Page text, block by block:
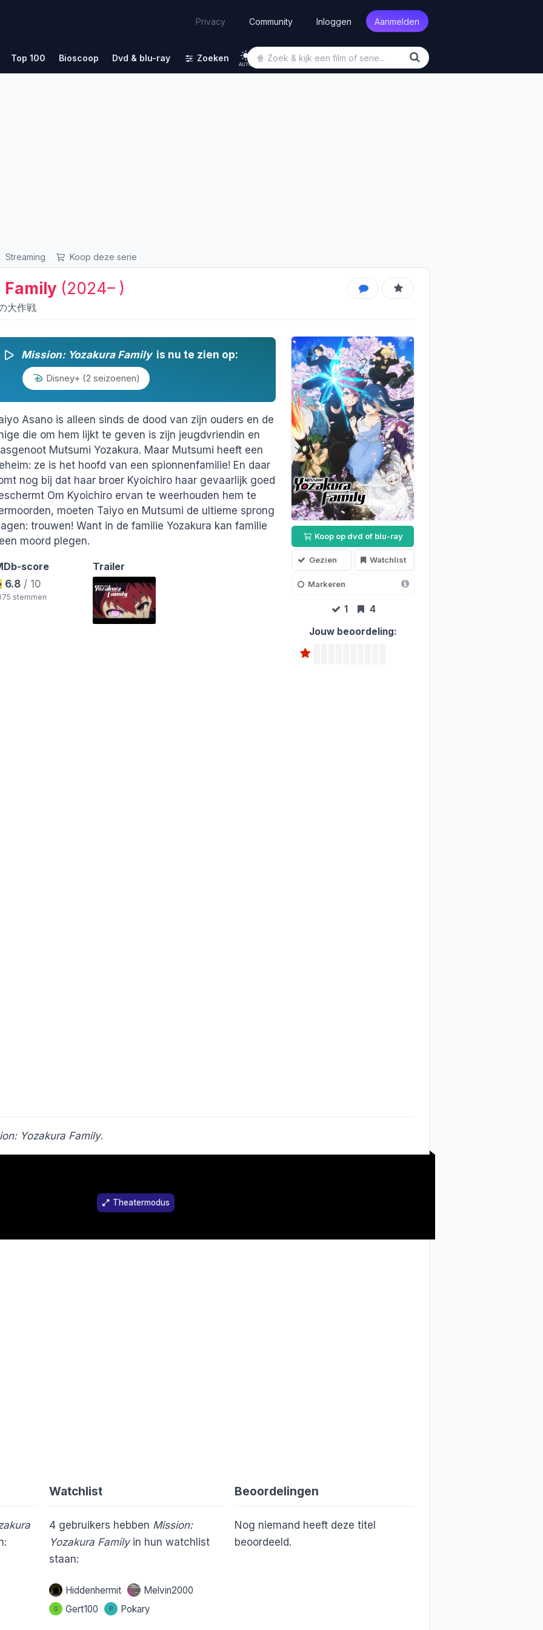
Privacy Community Inloggen Aanmelden
Top 100 Bioscoop Dvd & blu-ray Zoeken
AUTO
Streaming Koop deze serie
Family (2024– )
大作戦
Mission: Yozakura Family is nu te zien op:
Disney+ (2 seizoenen)
Asano is alleen sinds de dood van zijn ouders en de
die om hem lijkt te geven is zijn jeugdvriendin en
Mutsumi Yozakura. Maar Mutsumi heeft een
ze is het hoofd van een spionnenfamilie! En daar
nog bij dat haar broer Kyoichiro haar gevaarlijk goed
Om Kyoichiro ervan te weerhouden hem te
moeten Taiyo en Mutsumi de ultieme sprong
trouwen! Want in de familie Yozakura kan familie
moord plegen.
score
6.8 / 10
stemmen
Trailer
Koop op dvd of blu-ray
Gezien Watchlist
Markeren
1
4
Jouw beoordeling:
Yozakura Family.
Theatermodus
Watchlist
4gebruikers hebben Mission:
Yozakura Familyin hun watchlist
staan:
Hiddenhermit Melvin2000
G Gert100 P Pokary
Beoordelingen
Nog niemand heeft deze titel
beoordeeld.